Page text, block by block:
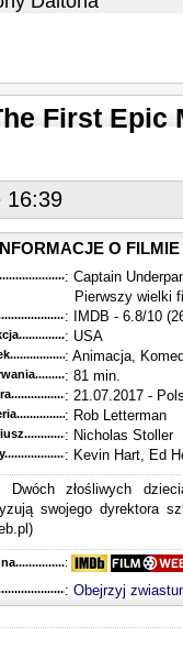
First Epic
16:39
INFORMACJE O FILMIE
: Captain
Pierwszy wielki
: IMDB - 6.8/10
: USA
: Animacja,
: 81 min.
: 21.07.2017 -
: Rob Letterman
: Nicholas Stoller
: Kevin Hart, Ed
Dwóch złośliwych
swojego dyrektora
:
: Obejrzyj